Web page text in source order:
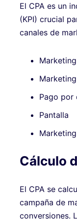
El CPA es un
(KPI) crucial
canales de
Pago por
Pantalla
Cálculo
El CPA se
campaña de
conversiones.